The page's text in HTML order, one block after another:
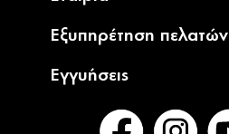
Εξυπηρέτηση πελατών
Εγγυήσεις